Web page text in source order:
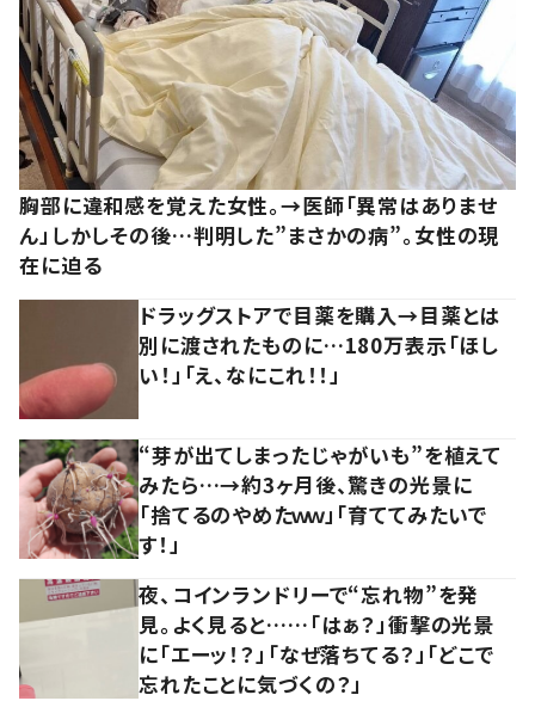
胸部に違和感を覚えた女性。→医師「異常はありませ
ん」しかしその後…判明した”まさかの病”。女性の現
在に迫る
ドラッグストアで目薬を購入→目薬とは
別に渡されたものに…180万表示「ほし
い！」「え、なにこれ！！」
“芽が出てしまったじゃがいも”を植えて
みたら…→約3ヶ月後、驚きの光景に
「捨てるのやめたｗｗ」「育ててみたいで
す！」
夜、コインランドリーで“忘れ物”を発
見。よく見ると……「はぁ？」衝撃の光景
に「エーッ！？」「なぜ落ちてる？」「どこで
忘れたことに気づくの？」